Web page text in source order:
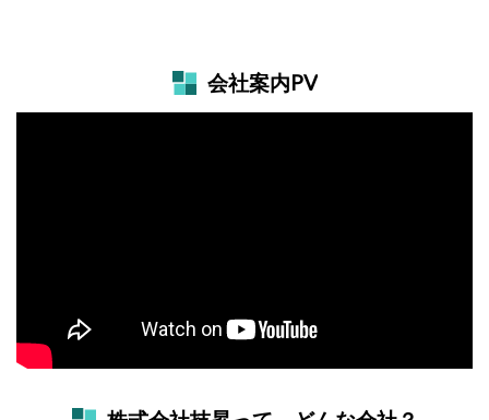
会社案内PV